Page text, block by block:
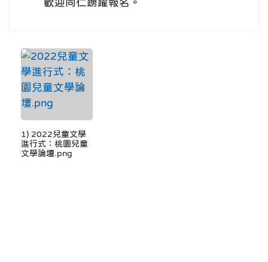
1) 2022兒童文學
進行式：桃園兒童
文學論壇.png